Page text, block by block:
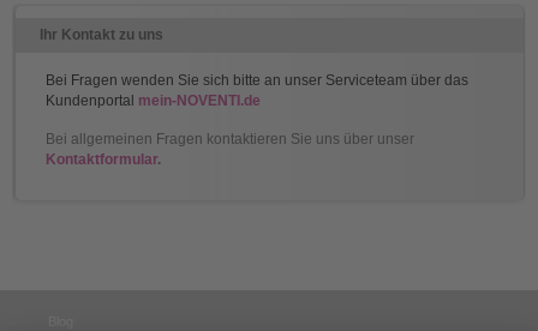
Ihr Kontakt zu uns
Bei Fragen wenden Sie sich bitte an unser Serviceteam über das
Kundenportal mein-NOVENTI.de
Bei allgemeinen Fragen kontaktieren Sie uns über unser
Kontaktformular.